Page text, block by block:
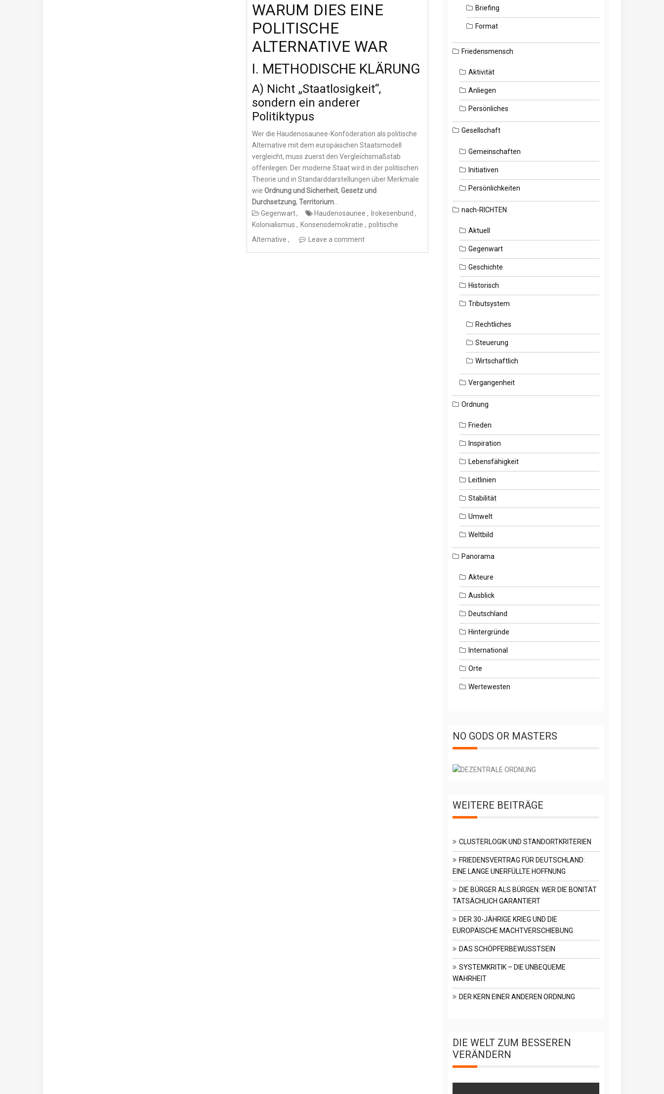
WARUM DIES EINE
POLITISCHE
ALTERNATIVE WAR
I. METHODISCHE KLÄRUNG
A) Nicht „Staatlosigkeit“,
sondern ein anderer
Politiktypus
Wer die Haudenosaunee-Konföderation als politische
Alternative mit dem europäischen Staatsmodell
vergleicht, muss zuerst den Vergleichsmaßstab
offenlegen. Der moderne Staat wird in der politischen
Theorie und in Standarddarstellungen über Merkmale
wieOrdnung und Sicherheit,Gesetz und
Durchsetzung,Territorium
Gegenwart
Haudenosaunee
Irokesenbund
Kolonialismus
Konsensdemokratie
politische
Alternative
Leave a comment
Briefing
Format
Friedensmensch
Aktivität
Anliegen
Persönliches
Gesellschaft
Gemeinschaften
Initiativen
Persönlichkeiten
nach-RICHTEN
Aktuell
Gegenwart
Geschichte
Historisch
Tributsystem
Rechtliches
Steuerung
Wirtschaftlich
Vergangenheit
Ordnung
Frieden
Inspiration
Lebensfähigkeit
Leitlinien
Stabilität
Umwelt
Weltbild
Panorama
Akteure
Ausblick
Deutschland
Hintergründe
International
Orte
Wertewesten
NO GODS OR MASTERS
WEITERE BEITRÄGE
CLUSTERLOGIK UND STANDORTKRITERIEN
FRIEDENSVERTRAG FÜR DEUTSCHLAND:
EINE LANGE UNERFÜLLTE HOFFNUNG
DIE BÜRGER ALS BÜRGEN: WER DIE BONITÄT
TATSÄCHLICH GARANTIERT
DER 30-JÄHRIGE KRIEG UND DIE
EUROPÄISCHE MACHTVERSCHIEBUNG
DAS SCHÖPFERBEWUSSTSEIN
SYSTEMKRITIK – DIE UNBEQUEME
WAHRHEIT
DER KERN EINER ANDEREN ORDNUNG
DIE WELT ZUM BESSEREN
VERÄNDERN